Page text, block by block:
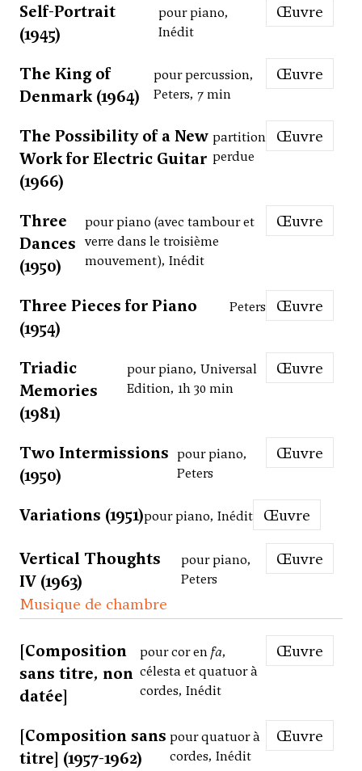
Self-Portrait
(1945)
pour piano,
Inédit
Œuvre
The King of
Denmark (1964)
pour percussion,
Peters, 7 min
Œuvre
The Possibility of a New
Work for Electric Guitar
(1966)
partition
perdue
Œuvre
Three
Dances
(1950)
pour piano (avec tambour et
verre dans le troisième
mouvement), Inédit
Œuvre
Three Pieces for Piano
(1954)
Peters Œuvre
Triadic
Memories
(1981)
pour piano, Universal
Edition, 1h 30 min
Œuvre
Two Intermissions
(1950)
pour piano,
Peters
Œuvre
Variations (1951)pour piano, Inédit Œuvre
Vertical Thoughts
IV (1963)
pour piano,
Peters
Œuvre
Musique de chambre
[Composition
sans titre, non
datée]
pour cor enfa,
célesta et quatuor à
cordes, Inédit
Œuvre
[Composition sans
titre] (1957-1962)
pour quatuor à
cordes, Inédit
Œuvre